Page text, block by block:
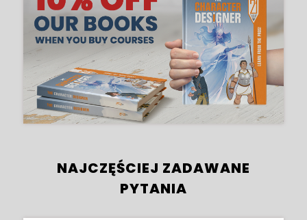
NAJCZĘŚCIEJ ZADAWANE
PYTANIA